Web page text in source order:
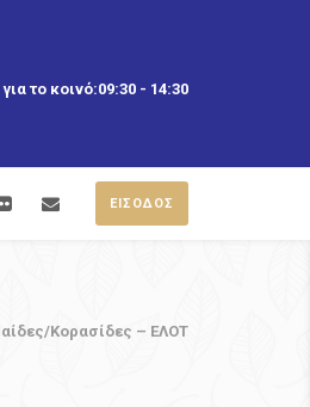
το κοινό:09:30 - 14:30
ΕΙΣΟΔΟΣ
Κορασίδες – ΕΛΟΤ